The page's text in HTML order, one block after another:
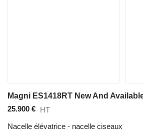
25.900 € HT
Nacelle élévatrice - nacelle ciseaux